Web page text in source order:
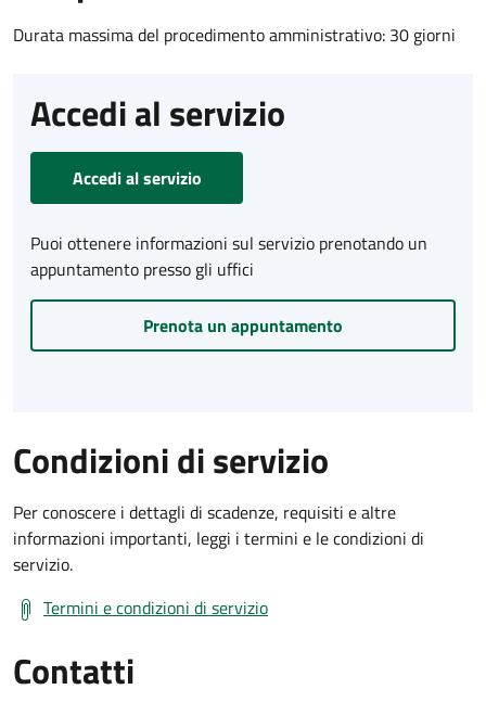
Durata massima del procedimento amministrativo: 30 giorni
Accedi al servizio
Accedi al servizio
Puoi ottenere informazioni sul servizio prenotando un
appuntamento presso gli uffici
Prenota un appuntamento
Condizioni di servizio
Per conoscere i dettagli di scadenze, requisiti e altre
informazioni importanti, leggi i termini e le condizioni di
servizio.
Termini e condizioni di servizio
Contatti